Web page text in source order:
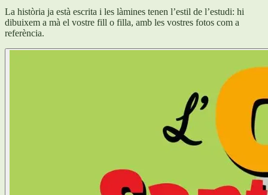
La història ja està escrita i les làmines tenen l’estil de l’estudi: hi
dibuixem a mà el vostre fill o filla, amb les vostres fotos com a
referència.